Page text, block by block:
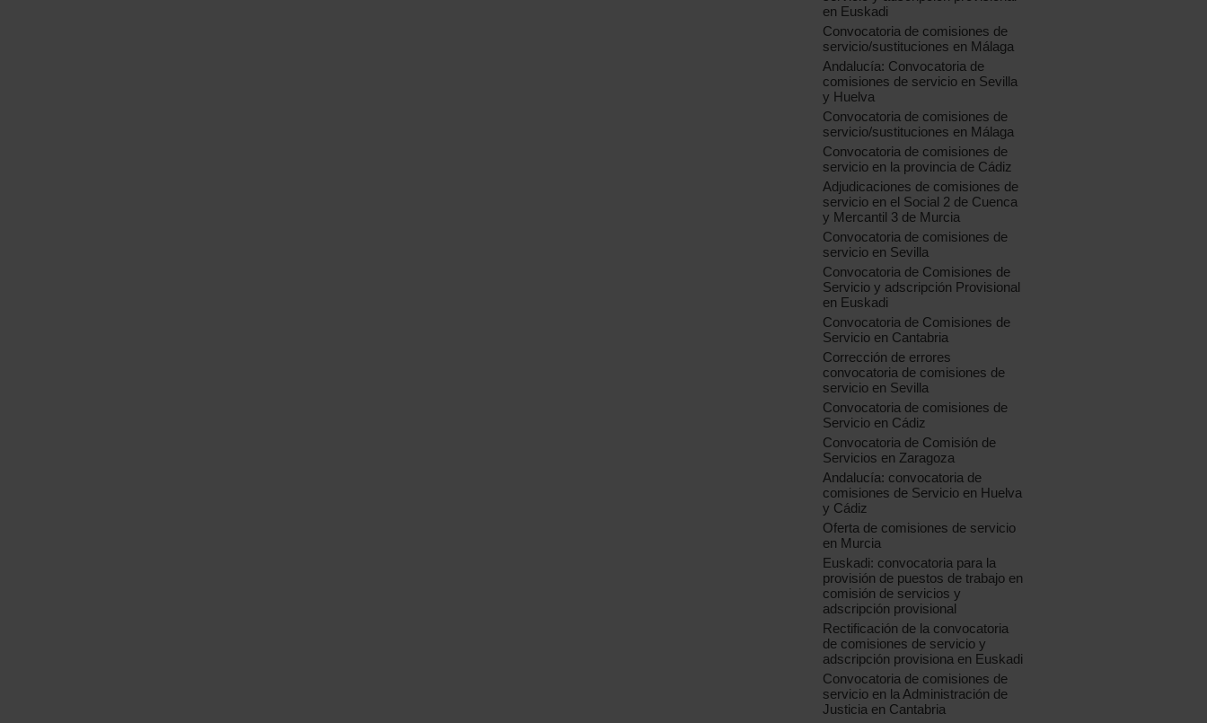
en Euskadi
Convocatoria de comisiones de
servicio/sustituciones en Málaga
Andalucía: Convocatoria de
comisiones de servicio en Sevilla
y Huelva
Convocatoria de comisiones de
servicio/sustituciones en Málaga
Convocatoria de comisiones de
servicio en la provincia de Cádiz
Adjudicaciones de comisiones de
servicio en el Social 2 de Cuenca
y Mercantil 3 de Murcia
Convocatoria de comisiones de
servicio en Sevilla
Convocatoria de Comisiones de
Servicio y adscripción Provisional
en Euskadi
Convocatoria de Comisiones de
Servicio en Cantabria
Corrección de errores
convocatoria de comisiones de
servicio en Sevilla
Convocatoria de comisiones de
Servicio en Cádiz
Convocatoria de Comisión de
Servicios en Zaragoza
Andalucía: convocatoria de
comisiones de Servicio en Huelva
y Cádiz
Oferta de comisiones de servicio
en Murcia
Euskadi: convocatoria para la
provisión de puestos de trabajo en
comisión de servicios y
adscripción provisional
Rectificación de la convocatoria
de comisiones de servicio y
adscripción provisiona en Euskadi
Convocatoria de comisiones de
servicio en la Administración de
Justicia en Cantabria